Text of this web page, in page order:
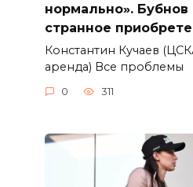
нормально».
странное
Константин Кучаев
аренда) Все проблемы
0 311